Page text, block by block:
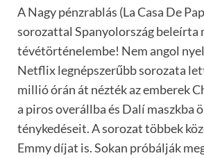
A Nagy pénzrablás (La Casa De
sorozattal Spanyolország beleírta
tévétörténelembe! Nem angol
Netflix legnépszerűbb sorozata
millió órán át nézték az emberek
a piros overállba és Dalí maszkba
ténykedéseit. A sorozat többek
Emmy díjat is. Sokan próbálják